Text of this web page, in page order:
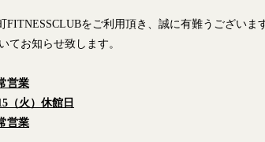
FITNESSCLUBをご利用頂き、誠に有難うございま
てお知らせ致します。
営業
（火）休館日
営業